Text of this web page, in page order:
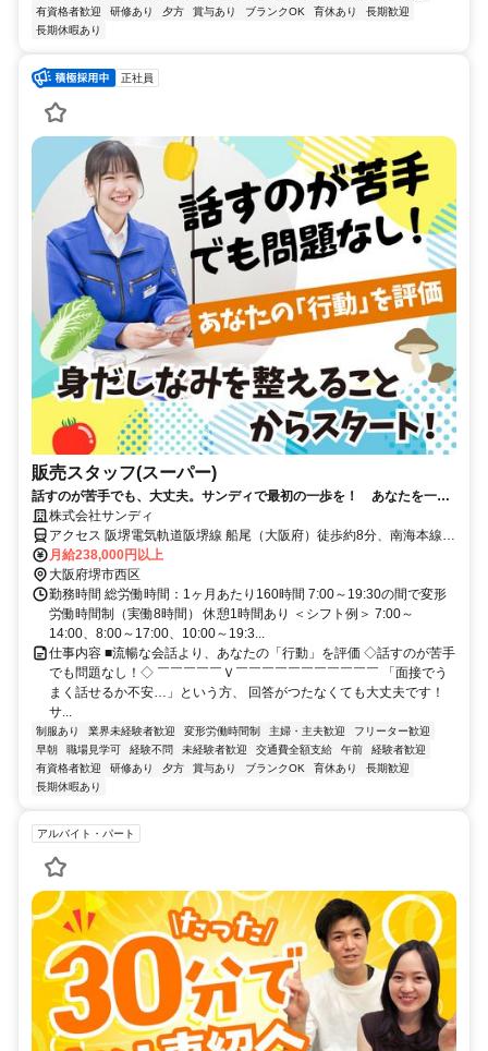
有資格者歓迎
研修あり 夕方 賞与あり ブランクOK 育休あり
長期歓迎
長期休暇あり
正社員
販売スタッフ(スーパー)
話すのが苦手でも、大丈夫。サンディで最初の一歩を！ あなたを一人
前に育てるまで、絶対に見捨てない安心の育成環境あり
株式会社サンディ
アクセス 阪堺電気軌道阪堺線 船尾（大阪府）徒歩約8分、南海本線
諏訪ノ森徒歩約11分、阪堺電気軌道阪堺線 石津（大阪府）出入口1徒
歩約11分 ※公共交通機関を利用した1時間半以内のエリア上記勤務地
以外での勤務の可能性あり。詳しくは面接にて。
月給238,000円以上
大阪府堺市西区
勤務時間 総労働時間：1ヶ月あたり160時間 7:00～19:30の間で変形
労働時間制（実働8時間） 休憩1時間あり ＜シフト例＞ 7:00～
14:00、8:00～17:00、10:00～19:3...
仕事内容 ■流暢な会話より、あなたの「行動」を評価 ◇話すのが苦手
でも問題なし！◇ ￣￣￣￣￣Ｖ￣￣￣￣￣￣￣￣￣￣￣ 「面接でう
まく話せるか不安…」という方、 回答がつたなくても大丈夫です！
サ...
制服あり 業界未経験者歓迎 変形労働時間制 主婦・主夫歓迎
フリーター歓迎
早朝
職場見学可 経験不問 未経験者歓迎 交通費全額支給 午前
経験者歓迎
有資格者歓迎
研修あり 夕方 賞与あり ブランクOK 育休あり
長期歓迎
長期休暇あり
アルバイト・パート